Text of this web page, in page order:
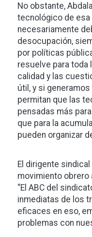
No obstante,
tecnológico de esa
necesariamente
desocupación,
por políticas
resuelve para toda
calidad y las
útil, y si
permitan que las
pensadas más
que para la
pueden organizar
El dirigente
movimiento
“El ABC del
inmediatas de los
eficaces en eso,
problemas con